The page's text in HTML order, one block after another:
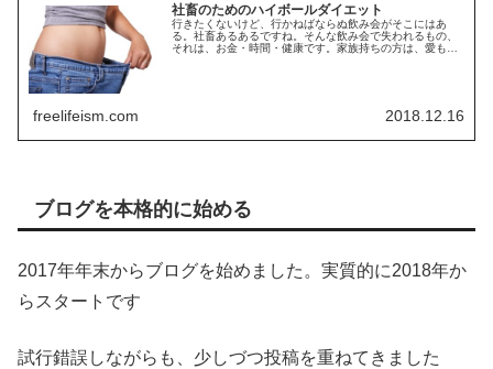
社畜のためのハイボールダイエット
行きたくないけど、行かねばならぬ飲み会がそこにはあ
る。社畜あるあるですね。そんな飲み会で失われるもの、
それは、お金・時間・健康です。家族持ちの方は、愛も失
freelifeism.com 2018.12.16
ブログを本格的に始める
2017年年末からブログを始めました。実質的に2018年か
らスタートです
試行錯誤しながらも、少しづつ投稿を重ねてきました